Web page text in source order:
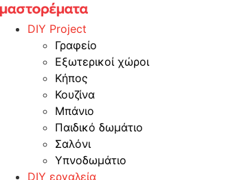
Skip
DIY Project
Γραφείο
Εξωτερικοί χώροι
Κήπος
Κουζίνα
Μπάνιο
Παιδικό δωμάτιο
Σαλόνι
Υπνοδωμάτιο
DIY εργαλεία